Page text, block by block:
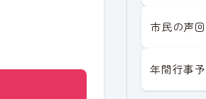
市民の声
年間行事